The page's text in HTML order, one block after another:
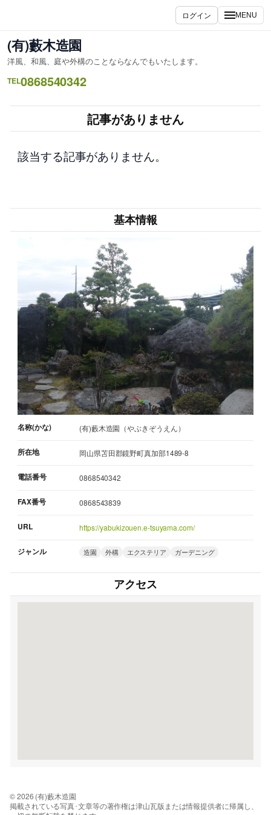
を
ス
キ
ッ
ログイン MENU
(有)藪木造園
洋風、和風、庭や外構のことならなんでもいたします。
TEL0868540342
記事がありません
該当する記事がありません。
基本情報
名称(かな) (有)藪木造園（やぶきぞうえん）
所在地 岡山県苫田郡鏡野町真加部1489-8
電話番号 0868540342
FAX番号 0868543839
URL https://yabukizouen.e-tsuyama.com/
ジャンル 造園 外構 エクステリア ガーデニング
アクセス
© 2026 (有)藪木造園
掲載されている写真･文章等の著作権は津山瓦版または情報提供者に帰属し、